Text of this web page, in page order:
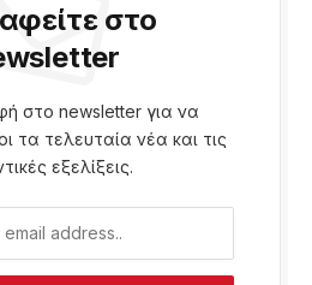
στο
στο newsletter για να
τα τελευταία νέα και τις
εξελίξεις.